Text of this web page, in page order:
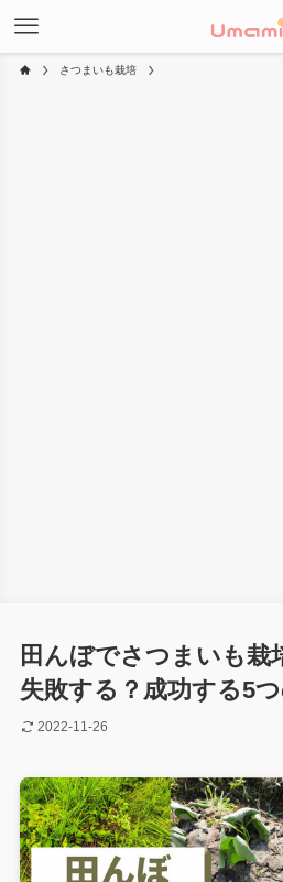
さつまいも栽培
田んぼでさつまいも栽
失敗する？成功する5
2022-11-26